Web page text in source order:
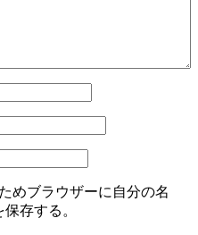
めブラウザーに自分の名
存する。